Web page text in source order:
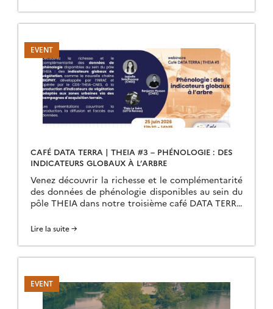
CAFÉ DATA TERRA | THEIA #3 – PHÉNOLOGIE : DES
INDICATEURS GLOBAUX À L’ARBRE
Venez découvrir la richesse et le complémentarité
des données de phénologie disponibles au sein du
pôle THEIA dans notre troisième café DATA TERRA
Lire la suite →